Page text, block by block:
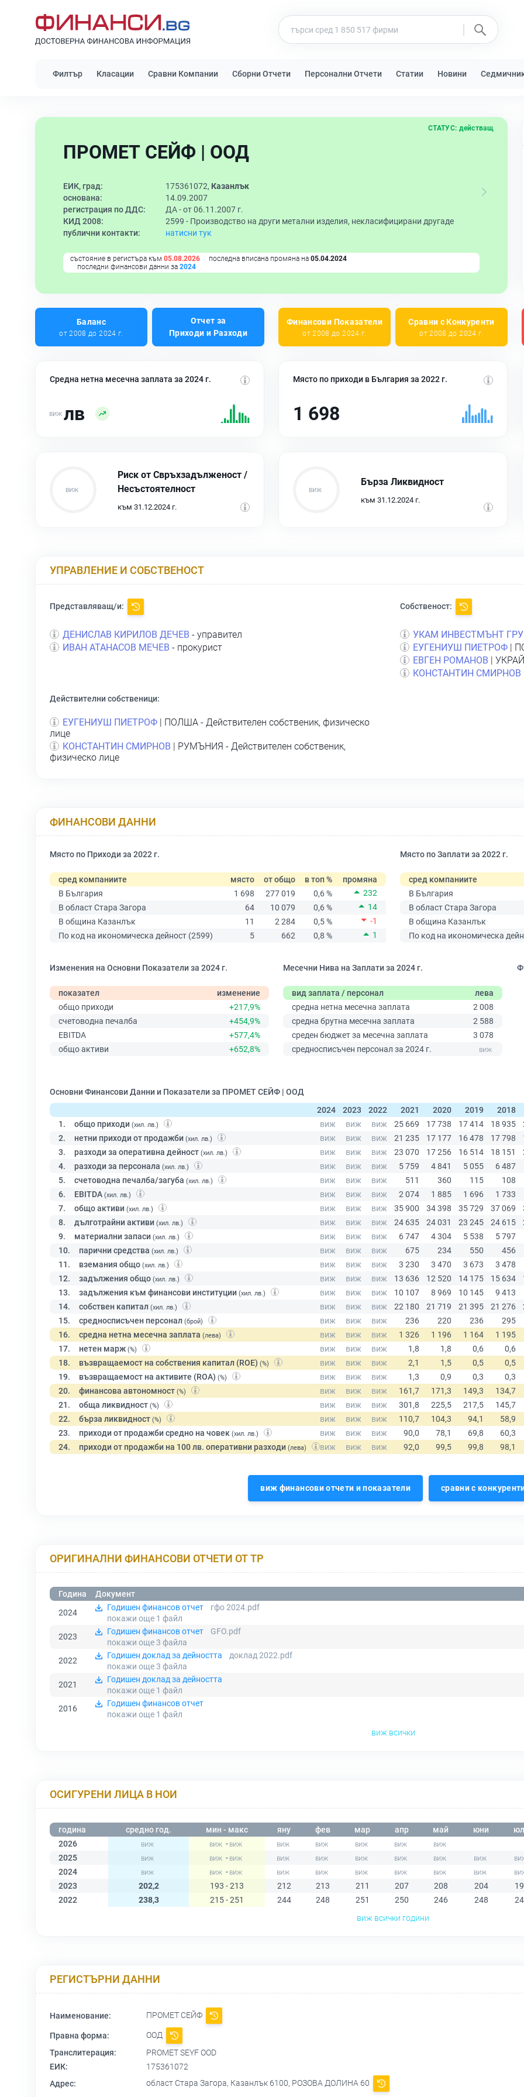
Филтър Класации Сравни Компании Сборни Отчети Персонални Отчети Статии Новини
ПРОМЕТ СЕЙФ | ООД
СТАТУС: действащ
ЕИК, град: 175361072, Казанлък
основана:
14.09.2007
регистрация по ДДС:
ДА - от 06.11.2007 г.
КИД 2008:
2599 - Производство на други метални изделия, некласифицирани другаде
публични контакти:
натисни тук
състояние в регистъра към 05.08.2026 последна вписана промяна на 05.04.2024
последни финансови данни за 2024
Баланс
от 2008 до 2024 г.
Отчет за
Приходи и Разходи
Финансови Показатели
от 2008 до 2024 г.
Сравни с Конкуренти
от 2008 до 2024 г.
Средна нетна месечна заплата за 2024 г.
лв
Място по приходи в България за 2022 г.
1 698
Риск от Свръхзадълженост /
Несъстоятелност
към 31.12.2024 г.
Бърза Ликвидност
към 31.12.2024 г.
УПРАВЛЕНИЕ И СОБСТВЕНОСТ
Представляващ/и:
ДЕНИСЛАВ КИРИЛОВ ДЕЧЕВ - управител
ИВАН АТАНАСОВ МЕЧЕВ - прокурист
Собственост:
УКАМ ИНВЕСТМЪНТ
ЕУГЕНИУШ ПИЕТРОФ |
ЕВГЕН РОМАНОВ |
КОНСТАНТИН СМИРНОВ
Действителни собственици:
ЕУГЕНИУШ ПИЕТРОФ | ПОЛША - Действителен собственик, физическо
лице
КОНСТАНТИН СМИРНОВ | РУМЪНИЯ - Действителен собственик,
физическо лице
ФИНАНСОВИ ДАННИ
Място по Приходи за 2022 г.
сред компаниите място от общо в топ %
промяна
В България
1 698 277 019 0,6 %
232
В област Стара Загора
64 10 079 0,6 %
14
В община Казанлък
11 2 284 0,5 %
-1
По код на икономическа дейност (2599)
5 662 0,8 % 1
Място по Заплати за 2022 г.
сред компаниите
В България
В област Стара Загора
В община Казанлък
По код на икономическа
Изменения на Основни Показатели за 2024 г.
показател
изменение
общо приходи
+217,9%
счетоводна печалба
+454,9%
EBITDA
+577,4%
общо активи
+652,8%
Месечни Нива на Заплати за 2024 г.
вид заплата / персонал
лева
средна нетна месечна заплата
2 008
средна брутна месечна заплата
2 588
среден бюджет за месечна заплата
3 078
средносписъчен персонал за 2024 г.
Основни Финансови Данни и Показатели за ПРОМЕТ СЕЙФ | ООД
2024
2023 2022 2021 2020 2019
2018
1.
общо приходи (хил. лв.)
2. нетни приходи от продажби (хил. лв.)
3. разходи за оперативна дейност (хил. лв.)
4. разходи за персонала (хил. лв.)
5. счетоводна печалба/загуба (хил. лв.)
6. EBITDA (хил. лв.)
7. общо активи (хил. лв.)
8. дълготрайни активи (хил. лв.)
9. материални запаси (хил. лв.)
10. парични средства (хил. лв.)
11. вземания общо (хил. лв.)
12. задължения общо (хил. лв.)
13. задължения към финансови институции (хил. лв.)
14. собствен капитал (хил. лв.)
15. средносписъчен персонал (брой)
16. средна нетна месечна заплата (лева)
17. нетен марж (%)
18. възвращаемост на собствения капитал (ROE) (%)
19. възвращаемост на активите (ROA) (%)
20. финансова автономност (%)
21. обща ликвидност (%)
22. бърза ликвидност (%)
23. приходи от продажби средно на човек (хил. лв.)
24. приходи от продажби на 100 лв. оперативни разходи (лева)
виж финансови отчети и показатели сравни с
ОРИГИНАЛНИ ФИНАНСОВИ ОТЧЕТИ ОТ ТР
Година
Документ
2024
Годишен финансов отчет
гфо 2024.pdf
покажи още 1 файл
2023
Годишен финансов отчет
GFO.pdf
покажи още 3 файла
2022
Годишен доклад за дейността
доклад 2022.pdf
покажи още 3 файла
2021
Годишен доклад за дейността
покажи още 1 файл
2016
Годишен финансов отчет
покажи още 1 файл
виж всички
ОСИГУРЕНИ ЛИЦА В НОИ
година средно год. мин - макс яну фев мар апр май юни
2026
-
2025
-
2024
-
2023
202,2 193 - 213 212 213 211 207 208 204
2022
238,3 215 - 251 244 248 251 250 246 248
виж всички години
РЕГИСТЪРНИ ДАННИ
Наименование: ПРОМЕТ СЕЙФ
Правна форма:
ООД
Транслитерация:
PROMET SEYF OOD
ЕИК:
175361072
Адрес:
област Стара Загора, Казанлък 6100, РОЗОВА ДОЛИНА 60